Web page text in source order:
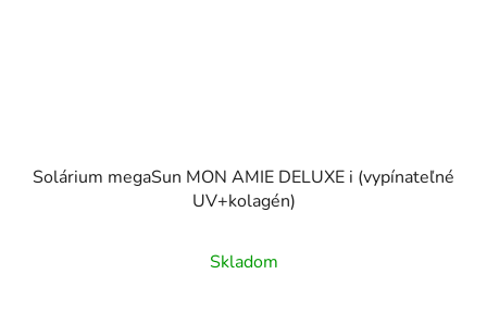
Solárium megaSun MON AMIE DELUXE i (vypínateľné
UV+kolagén)
Skladom